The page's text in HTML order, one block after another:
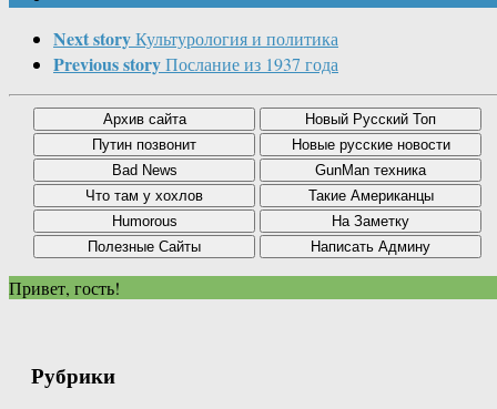
Next storyКультурология и политика
Previous storyПослание из 1937 года
Привет, гость!
Рубрики